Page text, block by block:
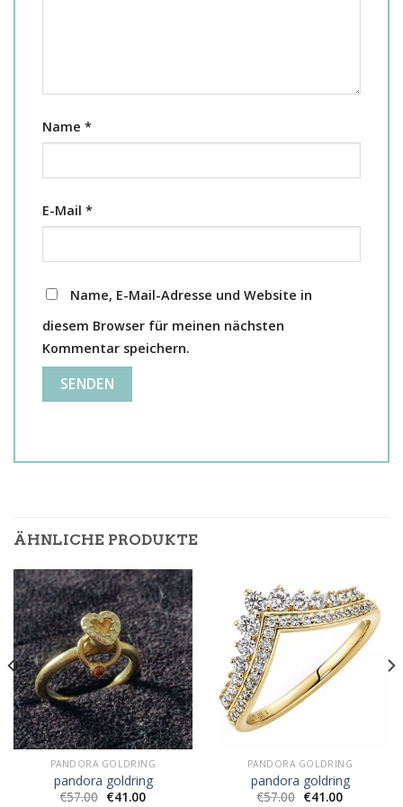
Name *
E-Mail *
Name, E-Mail-Adresse und Website in
diesem Browser für meinen nächsten
Kommentar speichern.
ÄHNLICHE PRODUKTE
PANDORA GOLDRING
pandora goldring
€57.00 €41.00
PANDORA GOLDRING
pandora goldring
€57.00 €41.00